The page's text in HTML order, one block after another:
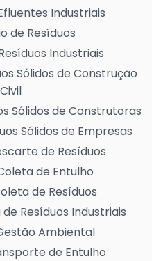
Industriais
de Resíduos
Industriais
Sólidos de Construção
Civil
Sólidos de Construtoras
Sólidos de Empresas
de Resíduos
de Entulho
de Resíduos
Resíduos Industriais
Ambiental
de Entulho